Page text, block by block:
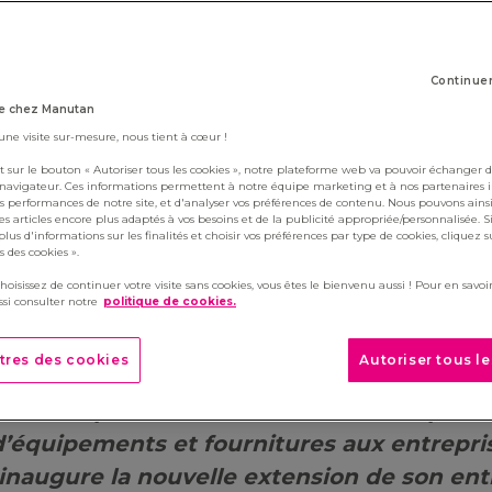
Manutan annonce la
ultra modernisée
centre logistique
(95)
européen du e-commerce BtoB
et fournitures aux
la nouvelle extension de son
chez Manutan
visite sur-mesure, nous tient à cœur !
sur le bouton « Autoriser tous les cookies », notre plateforme web va pouvoir échanger
Ces informations permettent à notre équipe marketing et à nos partenaires
performances de notre site, et d'analyser vos préférences de contenu. Nous pouvons
articles encore plus adaptés à vos besoins et de la publicité appropriée/personnalisée.
d'informations sur les finalités et choisir vos préférences par type de cookies, cliquez
des cookies ».
de continuer votre visite sans cookies, vous êtes le bienvenu aussi ! Pour en
consulter notre politique de cookies.
Autoriser tous
des cookies